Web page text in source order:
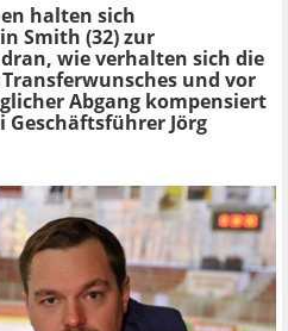
halten sich
Smith (32) zur
wie verhalten sich die
und vor
Abgang kompensiert
Geschäftsführer Jörg